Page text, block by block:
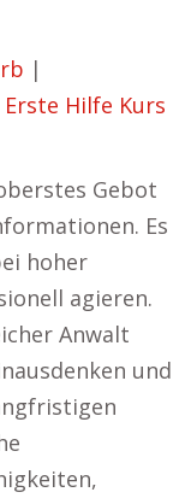
|
Erste Hilfe Kurs
Gebot
Es
hoher
agieren.
Anwalt
und